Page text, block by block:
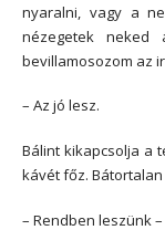
nyaralni, vagy a
nézegetek neked
bevillamosozom az
– Az jó lesz.
Bálint kikapcsolja a
kávét főz.
– Rendben leszünk